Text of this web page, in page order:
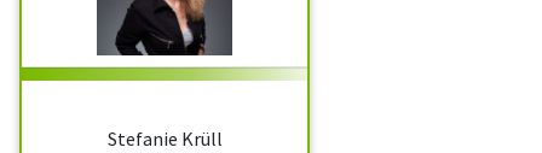
Stefanie Krüll